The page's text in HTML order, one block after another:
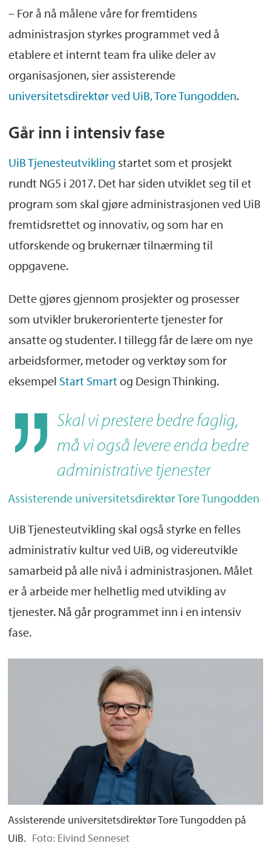
Programmet har et overordnet ansvar for
prosesser knyttet til utvikling av nye
Nygårdsgaten 5 og erstatningslokaler i
byggeperioden
– For å nå målene våre for fremtidens
administrasjon styrkes programmet ved å
etablere et internt team fra ulike deler av
organisasjonen, sier assisterende
universitetsdirektør ved UiB, Tore Tungodden.
Går inn i intensiv fase
UiB Tjenesteutvikling startet som et prosjekt
rundt NG5 i 2017. Det har siden utviklet seg til et
program som skal gjøre administrasjonen ved UiB
fremtidsrettet og innovativ, og som har en
utforskende og brukernær tilnærming til
oppgavene.
Dette gjøres gjennom prosjekter og prosesser
som utvikler brukerorienterte tjenester for
ansatte og studenter. I tillegg får de lære om nye
arbeidsformer, metoder og verktøy som for
eksempel Start Smartog Design Thinking.
Skal vi prestere bedre faglig,
må vi også levere enda bedre
administrative tjenester
Assisterende universitetsdirektør Tore Tungodden
UiB Tjenesteutvikling skal også styrke en felles
administrativ kultur ved UiB, og videreutvikle
samarbeid på alle nivå i administrasjonen. Målet
er å arbeide mer helhetlig med utvikling av
tjenester. Nå går programmet inn i en intensiv
fase.
Assisterende universitetsdirektør Tore Tungodden på
UiB. Foto: Eivind Senneset